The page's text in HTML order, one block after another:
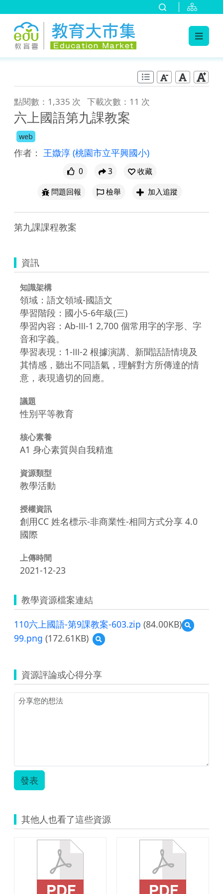
點閱數：1,335 次 下載次數：11 次
六上國語第九課教案
web
作者： 王媺淳 (桃園市立平興國小)
0 3
收藏
問題回報
檢舉 加入追蹤
第九課課程教案
資訊
知識架構
領域：語文領域-國語文
學習階段：國小5-6年級(三)
學習內容：Ab-Ⅲ-1 2,700 個常用字的字形、字
音和字義。
學習表現：1-Ⅲ-2 根據演講、新聞話語情境及
其情感，聽出不同語氣，理解對方所傳達的情
意，表現適切的回應。
議題
性別平等教育
核心素養
A1 身心素質與自我精進
資源類型
教學活動
授權資訊
創用CC 姓名標示-非商業性-相同方式分享 4.0
國際
上傳時間
2021-12-23
教學資源檔案連結
110六上國語-第9課教案-603.zip (84.00KB)
預
覽
第
99.png (172.61KB)
預
覽
資源評論或心得分享
發表
其他人也看了這些資源